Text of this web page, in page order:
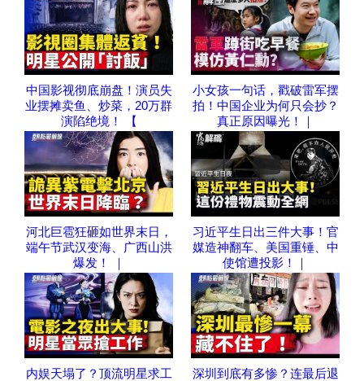
中国影视彻底崩盘！演员失
业摆摊卖鱼、炒菜，20万群
演陷绝境！ 【
小女孩一句话，戳破雷军摆
拍！中国企业为何只会抄？
真正原因曝光！｜
河北巨雹狂砸如世界末日，
端午节武汉变海、广西山洪
爆发！ ｜
习近平生日出三件大事！官
媒造神翻车、美国重锤、中
使馆遭投影！｜
内娱天塌了？顶流明星求工
深圳到底有多惨？连最后退